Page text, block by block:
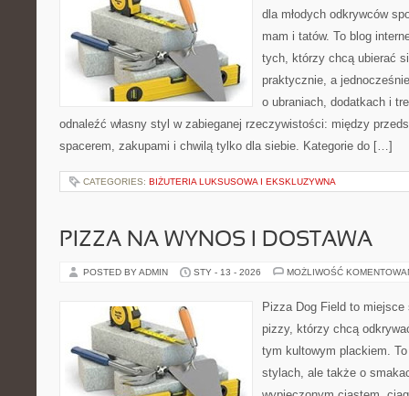
dla młodych odkrywców
mam i tatów. To blog
tych, którzy chcą ubierać
praktycznie, a
o ubraniach, dodatkach i
odnaleźć własny styl w zabieganej rzeczywistości: między
spacerem, zakupami i chwilą tylko dla siebie. Kategorie do […]
CATEGORIES: BIŻUTERIA LUKSUSOWA I EKSKLUZYWNA
PIZZA NA WYNOS I DOSTAWA
POSTED BY ADMIN STY - 13 - 2026 MOŻLIWOŚĆ
Pizza Dog Field to
pizzy, którzy chcą
tym kultowym plackiem.
stylach, ale także o